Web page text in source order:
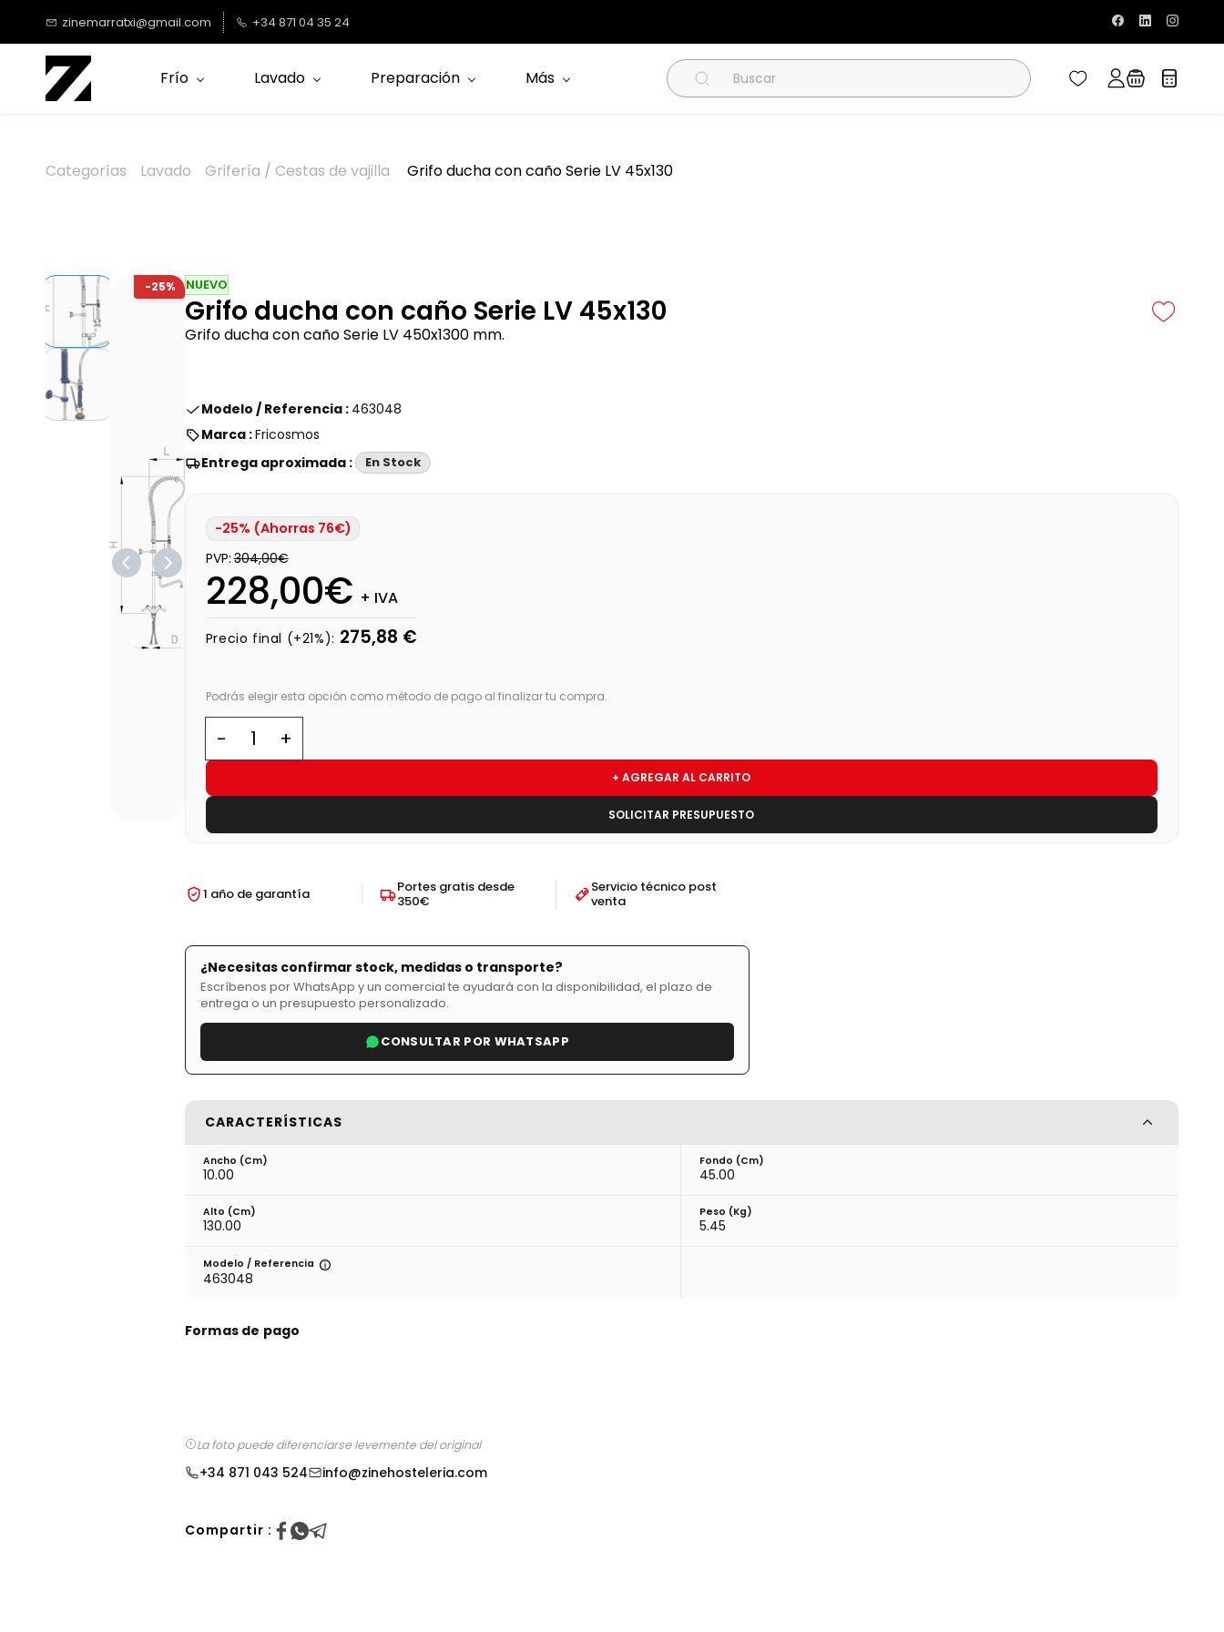
contenido
principal
zinemarratxi@gmail.com +34 871 04 35 24
Frío Lavado Preparación Más
Categorías Lavado Grifería / Cestas de vajilla Grifo ducha con caño Serie LV 45x130
-25% NUEVO
Grifo ducha con caño Serie LV 45x130
Grifo ducha con caño Serie LV 450x1300 mm.
Modelo / Referencia : 463048
Marca :Fricosmos
Entrega aproximada :
En Stock
-25% (Ahorras 76€)
PVP:304,00€
228,00€ + IVA
Precio final (+21%): 275,88 €
Podrás elegir esta opción como método de pago al finalizar tu compra.
+ AGREGAR AL CARRITO
SOLICITAR PRESUPUESTO
1 año de garantía
Portes gratis desde
350€
Servicio técnico post
venta
¿Necesitas confirmar stock, medidas o transporte?
Escríbenos por WhatsApp y un comercial te ayudará con la disponibilidad, el plazo de
entrega o un presupuesto personalizado.
CONSULTAR POR WHATSAPP
CARACTERÍSTICAS
Ancho (cm)
10.00
Fondo (cm)
45.00
Alto (cm)
130.00
Peso (kg)
5.45
Modelo / Referencia
463048
Formas de pago
La foto puede diferenciarse levemente del original
+34 871 043 524 info@zinehosteleria.com
Compartir :